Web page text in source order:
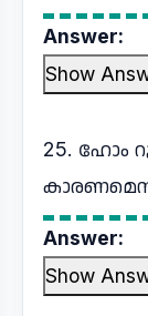
Answer:
Show
25. ഹോം
Answer:
Show